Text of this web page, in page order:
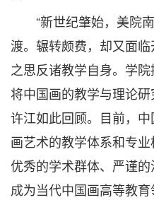
“新世纪肇始，美院南
渡。辗转颇费，却又面
之思反诸教学自身。学院
将中国画的教学与理论
许江如此回顾。目前，
画艺术的教学体系和专业
优秀的学术群体、严谨
成为当代中国画高等教